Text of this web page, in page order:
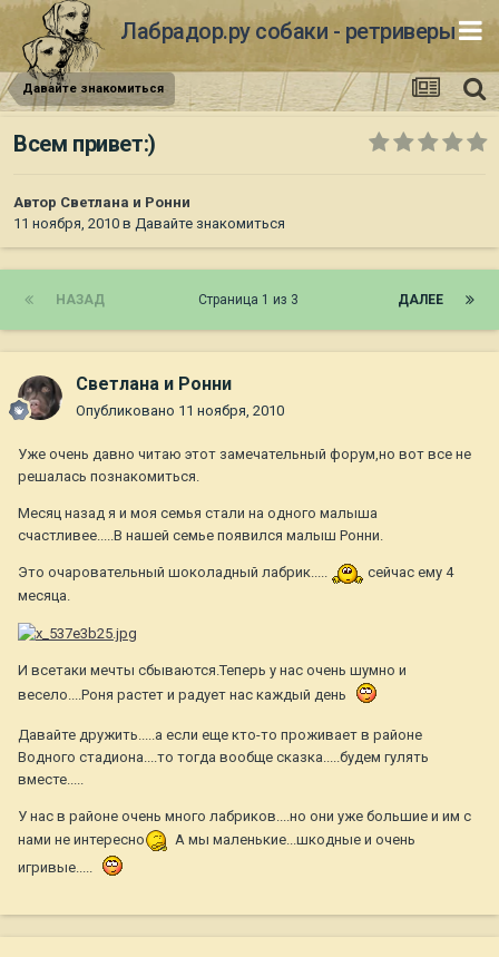
Лабрадор.ру собаки - ретриверы
Давайте знакомиться
Всем привет:)
Автор Светлана и Ронни
11 ноября, 2010 в Давайте знакомиться
НАЗАД ДАЛЕЕ
Страница 1 из 3
Светлана и Ронни
Опубликовано 11 ноября, 2010
Уже очень давно читаю этот замечательный форум,но вот все не
решалась познакомиться.
Месяц назад я и моя семья стали на одного малыша
счастливее.....В нашей семье появился малыш Ронни.
Это очаровательный шоколадный лабрик.....
сейчас ему 4
месяца.
И всетаки мечты сбываются.Теперь у нас очень шумно и
весело....Роня растет и радует нас каждый день
Давайте дружить.....а если еще кто-то проживает в районе
Водного стадиона....то тогда вообще сказка.....будем гулять
вместе.....
У нас в районе очень много лабриков....но они уже большие и им с
нами не интересно
А мы маленькие...шкодные и очень
игривые.....